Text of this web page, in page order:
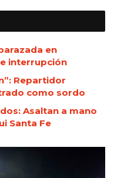
en
interrupción
Repartidor
como sordo
Asaltan a mano
Santa Fe